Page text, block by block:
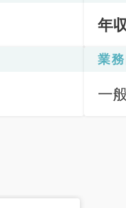
年
業
一